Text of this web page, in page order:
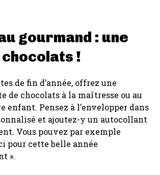
gourmand : une
!
de fin d’année, offrez une
de chocolats à la maîtresse ou au
enfant. Pensez à l’envelopper dans
et ajoutez-y un autocollant
Vous pouvez par exemple
pour cette belle année
».